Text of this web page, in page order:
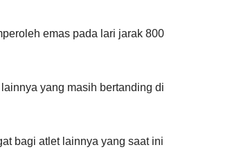
emas pada lari jarak 800
yang masih bertanding di
bagi atlet lainnya yang saat ini